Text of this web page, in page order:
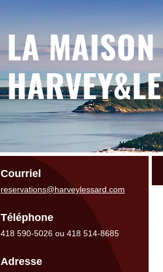
Courriel
reservations@harveylessard.com
Téléphone
418 590-5026 ou 418 514-8685
Adresse